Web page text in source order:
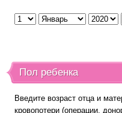
Пол ребенка
Введите возраст отца и
кровопотери (операции,